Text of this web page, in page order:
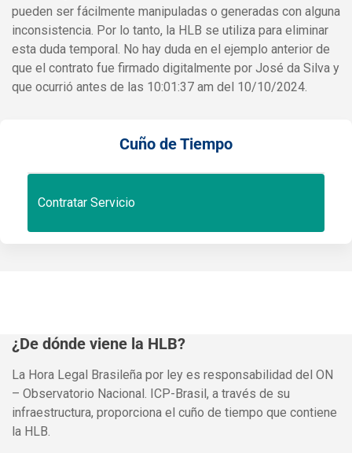
pueden ser fácilmente manipuladas o generadas con alguna
inconsistencia. Por lo tanto, la HLB se utiliza para eliminar
esta duda temporal. No hay duda en el ejemplo anterior de
que el contrato fue firmado digitalmente por José da Silva y
que ocurrió antes de las 10:01:37 am del 10/10/2024.
Cuño de Tiempo
Contratar Servicio
¿De dónde viene la HLB?
La Hora Legal Brasileña por ley es responsabilidad del ON
– Observatorio Nacional. ICP-Brasil, a través de su
infraestructura, proporciona el cuño de tiempo que contiene
la HLB.